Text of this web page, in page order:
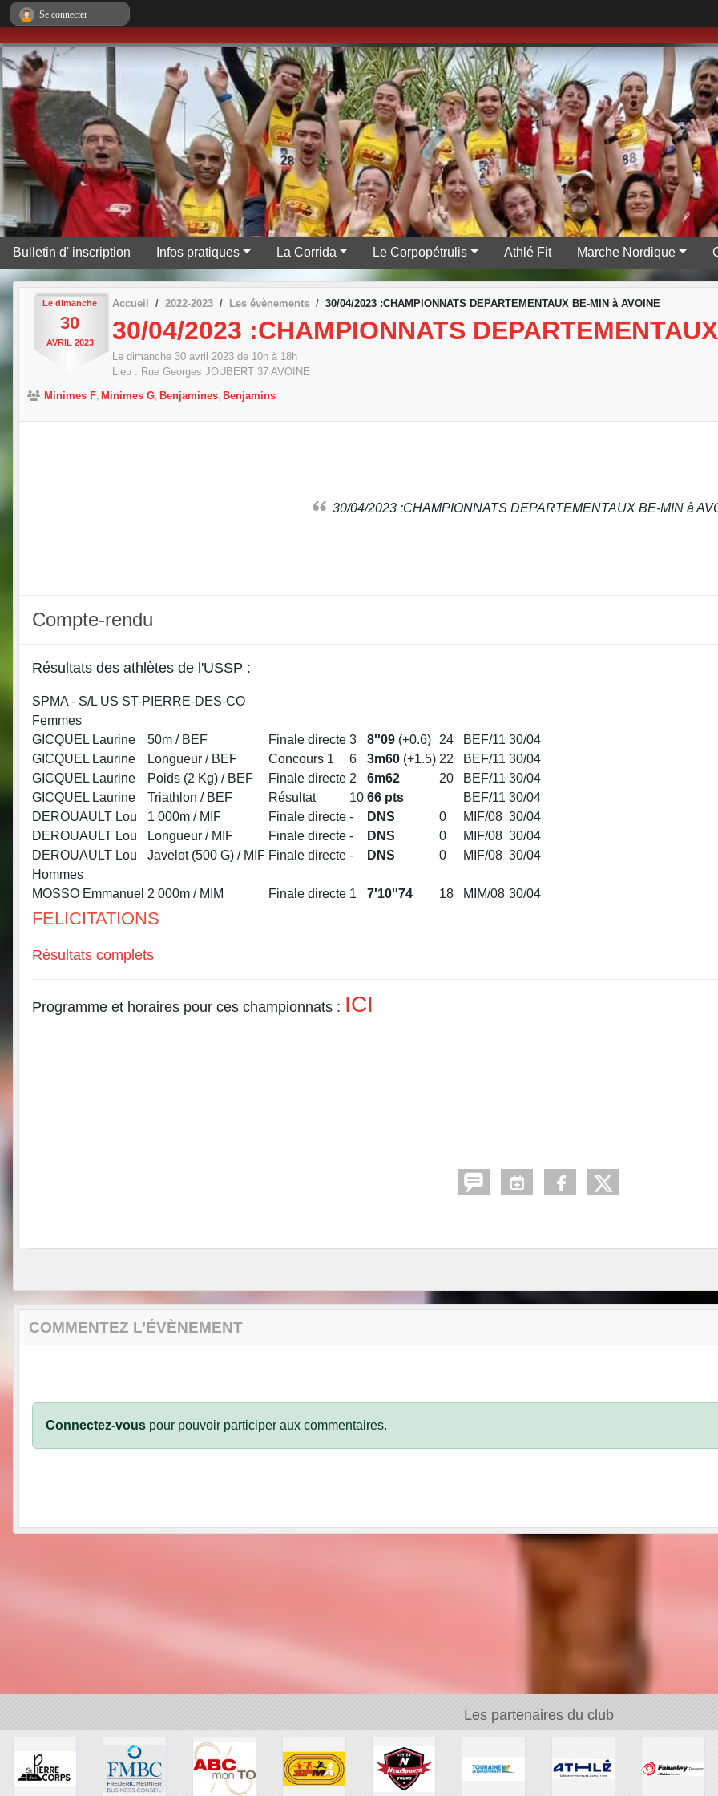
Bulletin d' inscription Infos pratiques La Corrida Le Corpopétrulis Athlé Fit Marche Nordique
Le dimanche
30
AVRIL 2023
Accueil 2022-2023 Les évènements 30/04/2023 :CHAMPIONNATS DEPARTEMENTAUX BE-MIN à AVOINE
30/04/2023 :CHAMPIONNATS
Le dimanche 30 avril 2023 de 10h à 18h
Lieu : Rue Georges JOUBERT 37 AVOINE
Minimes F Minimes G Benjamines Benjamins
30/04/2023 :CHAMPIONNATS DEPARTEMENTAUX BE-MIN à
Compte-rendu
Résultats des athlètes de l'USSP :
SPMA - S/L US ST-PIERRE-DES-CO
Femmes
GICQUEL Laurine
50m / BEF Finale directe 3 8''09 (+0.6) 24 BEF/11 30/04
GICQUEL Laurine
Longueur / BEF Concours 1 6 3m60 (+1.5) 22 BEF/11 30/04
GICQUEL Laurine
Poids (2 Kg) / BEF Finale directe 2 6m62 20 BEF/11 30/04
GICQUEL Laurine
Triathlon / BEF Résultat 10 66 pts BEF/11 30/04
DEROUAULT Lou
1 000m / MIF Finale directe - DNS 0 MIF/08 30/04
DEROUAULT Lou
Longueur / MIF Finale directe - DNS 0 MIF/08 30/04
DEROUAULT Lou
Javelot (500 G) / MIF Finale directe - DNS 0 MIF/08 30/04
Hommes
MOSSO Emmanuel 2 000m / MIM Finale directe 1 7'10''74 18 MIM/08 30/04
FELICITATIONS
Résultats complets
Programme et horaires pour ces championnats : ICI
COMMENTEZ L’ÉVÈNEMENT
Connectez-vous pour pouvoir participer aux commentaires.
Les partenaires du club
Se connecter
Panneau de gestion des cookies